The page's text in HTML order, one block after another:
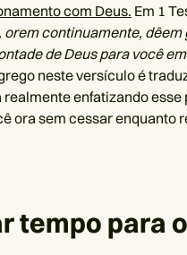
com Deus. Em 1
continuamente, dêem
de Deus para você
neste versículo é
enfatizando
ora sem cessar enquanto
tempo para